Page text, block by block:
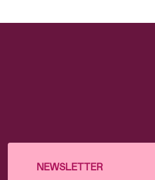
NEWSLETTER